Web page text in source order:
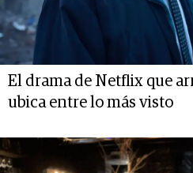
El drama de Netflix que
ubica entre lo más visto